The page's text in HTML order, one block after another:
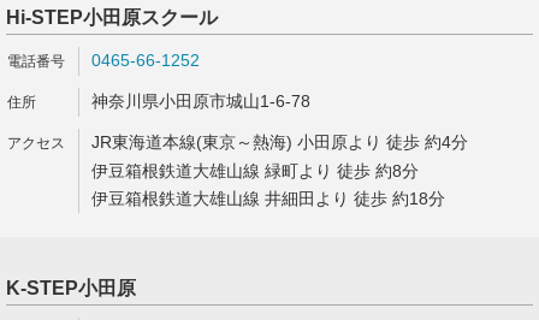
Hi-STEP小田原スクール
0465-66-1252
神奈川県小田原市城山1-6-78
JR東海道本線(東京～熱海) 小田原より 徒歩 約4分
伊豆箱根鉄道大雄山線 緑町より 徒歩 約8分
伊豆箱根鉄道大雄山線 井細田より 徒歩 約18分
K-STEP小田原